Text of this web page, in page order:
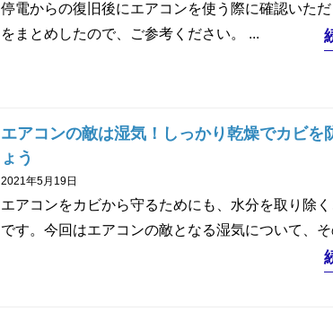
停電からの復旧後にエアコンを使う際に確認いただ
をまとめしたので、ご参考ください。 ...
エアコンの敵は湿気！しっかり乾燥でカビを
ょう
2021年5月19日
エアコンをカビから守るためにも、水分を取り除
です。今回はエアコンの敵となる湿気について、